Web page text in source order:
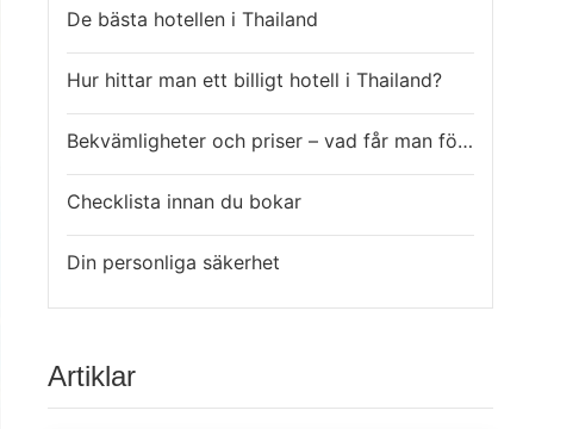
De bästa hotellen i Thailand
Hur hittar man ett billigt hotell i Thailand?
Bekvämligheter och priser – vad får man för pengarna?
Checklista innan du bokar
Din personliga säkerhet
Artiklar